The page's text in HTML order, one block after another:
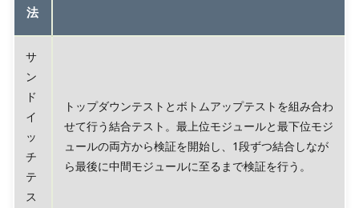
法
サ
ン
ド
イ
ッ
チ
テ
ス
トップダウンテストとボトムアップテストを組み合わ
せて行う結合テスト。最上位モジュールと最下位モジ
ュールの両方から検証を開始し、1段ずつ結合しなが
ら最後に中間モジュールに至るまで検証を行う。